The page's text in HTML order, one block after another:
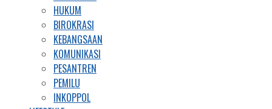
HUKUM
BIROKRASI
KEBANGSAAN
KOMUNIKASI
PESANTREN
PEMILU
INKOPPOL